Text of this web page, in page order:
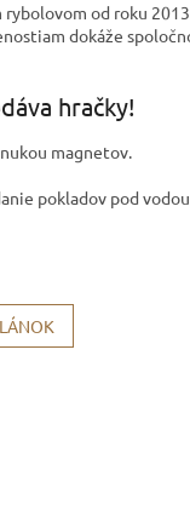
od roku
dokáže
hračky!
magnetov.
pokladov pod